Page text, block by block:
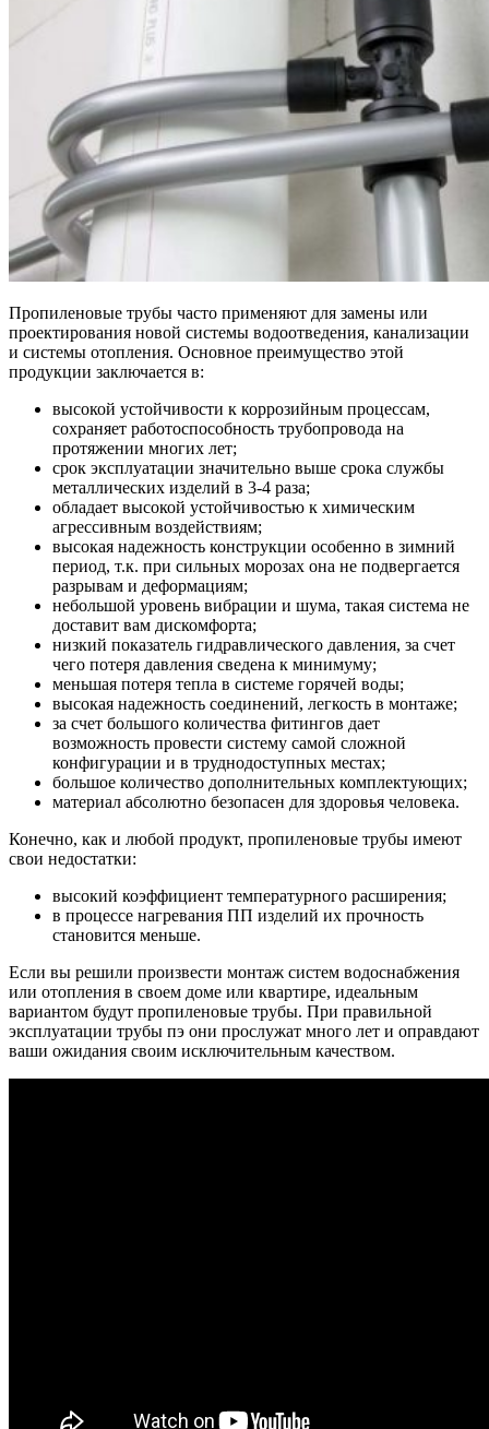
Пропиленовые трубы часто применяют для замены или
проектирования новой системы водоотведения, канализации
и системы отопления. Основное преимущество этой
продукции заключается в:
высокой устойчивости к коррозийным процессам,
сохраняет работоспособность трубопровода на
протяжении многих лет;
срок эксплуатации значительно выше срока службы
металлических изделий в 3-4 раза;
обладает высокой устойчивостью к химическим
агрессивным воздействиям;
высокая надежность конструкции особенно в зимний
период, т.к. при сильных морозах она не подвергается
разрывам и деформациям;
небольшой уровень вибрации и шума, такая система не
доставит вам дискомфорта;
низкий показатель гидравлического давления, за счет
чего потеря давления сведена к минимуму;
меньшая потеря тепла в системе горячей воды;
высокая надежность соединений, легкость в монтаже;
за счет большого количества фитингов дает
возможность провести систему самой сложной
конфигурации и в труднодоступных местах;
большое количество дополнительных комплектующих;
материал абсолютно безопасен для здоровья человека.
Конечно, как и любой продукт, пропиленовые трубы имеют
свои недостатки:
высокий коэффициент температурного расширения;
в процессе нагревания ПП изделий их прочность
становится меньше.
Если вы решили произвести монтаж систем водоснабжения
или отопления в своем доме или квартире, идеальным
вариантом будут пропиленовые трубы. При правильной
эксплуатации трубы пэ они прослужат много лет и оправдают
ваши ожидания своим исключительным качеством.